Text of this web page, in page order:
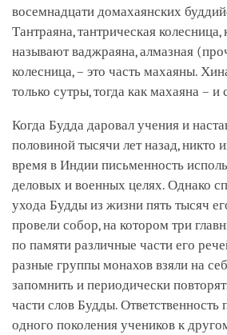
восемнадцати домахаянских
Тантраяна, тантрическая
называют ваджраяна, алмазная
колесница, – это часть махаяны.
только сутры, тогда как махаяна – и
Когда Будда даровал учения и
половиной тысячи лет назад, никто
время в Индии письменность
деловых и военных целях. Однако
ухода Будды из жизни пять тысяч
провели собор, на котором три
по памяти различные части его
разные группы монахов взяли на
запомнить и периодически
части слов Будды. Ответственность
одного поколения учеников к